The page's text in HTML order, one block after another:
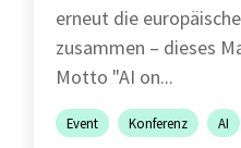
erneut die
zusammen – dieses
Motto "AI on...
Event Konferenz AI